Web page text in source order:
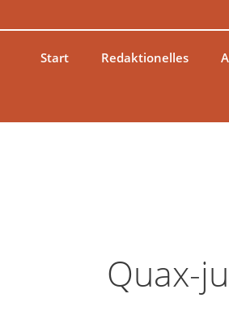
Inhalt
Start Redaktionelles
Quax-